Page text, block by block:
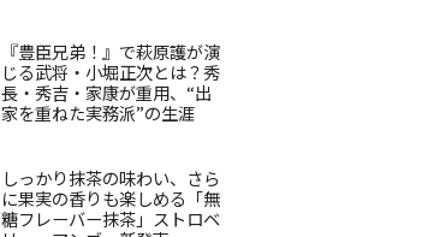
『豊臣兄弟！』で萩原護が演
じる武将・小堀正次とは？秀
長・秀吉・家康が重用、“出
家を重ねた実務派”の生涯
しっかり抹茶の味わい、さら
に果実の香りも楽しめる「無
糖フレーバー抹茶」ストロベ